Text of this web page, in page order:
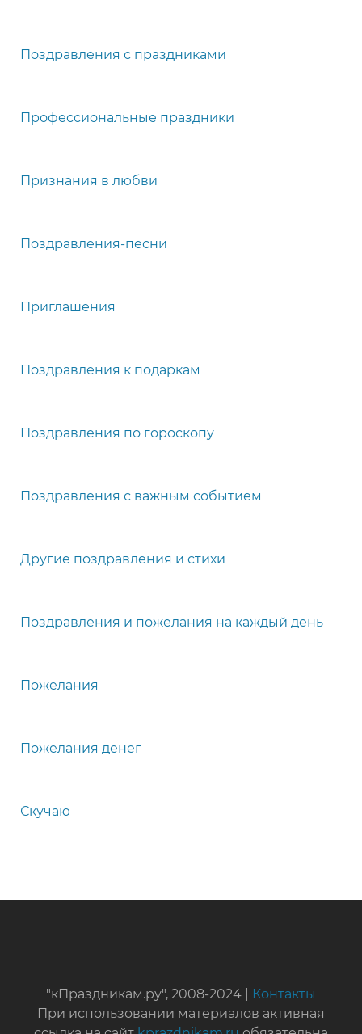
Поздравления с праздниками
Профессиональные праздники
Признания в любви
Поздравления-песни
Приглашения
Поздравления к подаркам
Поздравления по гороскопу
Поздравления с важным событием
Другие поздравления и стихи
Поздравления и пожелания на каждый день
Пожелания
Пожелания денег
Скучаю
"кПраздникам.ру", 2008-2024 |
Контакты
При использовании материалов активная